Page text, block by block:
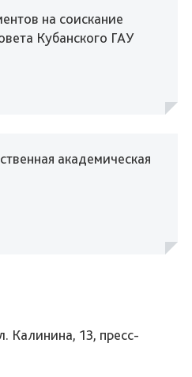
на соискание
Кубанского ГАУ
академическая
Калинина, 13, пресс-